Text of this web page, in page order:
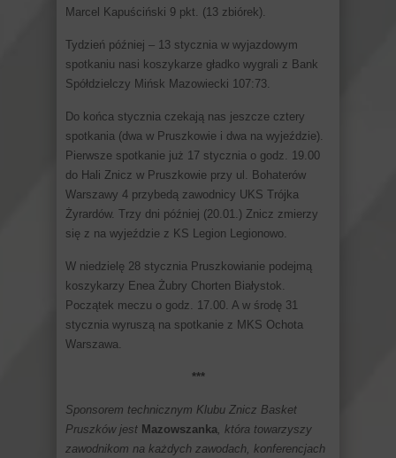
Marcel Kapuściński 9 pkt. (13 zbiórek).
Tydzień później – 13 stycznia w wyjazdowym
spotkaniu nasi koszykarze gładko wygrali z Bank
Spółdzielczy Mińsk Mazowiecki 107:73.
Do końca stycznia czekają nas jeszcze cztery
spotkania (dwa w Pruszkowie i dwa na wyjeździe).
Pierwsze spotkanie już 17 stycznia o godz. 19.00
do Hali Znicz w Pruszkowie przy ul. Bohaterów
Warszawy 4 przybedą zawodnicy UKS Trójka
Żyrardów. Trzy dni później (20.01.) Znicz zmierzy
się z na wyjeździe z KS Legion Legionowo.
W niedzielę 28 stycznia Pruszkowianie podejmą
koszykarzy Enea Żubry Chorten Białystok.
Początek meczu o godz. 17.00. A w środę 31
stycznia wyruszą na spotkanie z MKS Ochota
Warszawa.
***
Sponsorem technicznym Klubu Znicz Basket
Pruszków jest Mazowszanka , która towarzyszy
zawodnikom na każdych zawodach, konferencjach